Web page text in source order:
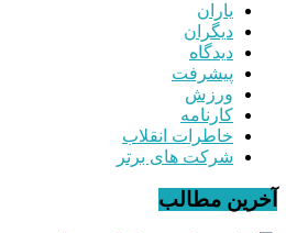
یاران
دیگران
دیدگاه
پیشرفت
ورزش
کارنامه
خاطرات انقلاب
شرکت های برتر
آخرین مطالب